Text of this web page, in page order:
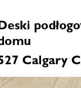
Calgary